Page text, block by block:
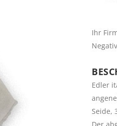
Ihr
Edler
Seide,